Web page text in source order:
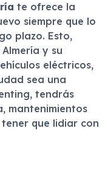
te ofrece la
siempre que lo
plazo. Esto,
y su
eléctricos,
sea una
tendrás
mantenimientos
que lidiar con